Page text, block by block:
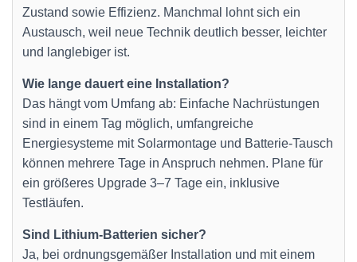
Zustand sowie Effizienz. Manchmal lohnt sich ein
Austausch, weil neue Technik deutlich besser, leichter
und langlebiger ist.
Wie lange dauert eine Installation?
Das hängt vom Umfang ab: Einfache Nachrüstungen
sind in einem Tag möglich, umfangreiche
Energiesysteme mit Solarmontage und Batterie-Tausch
können mehrere Tage in Anspruch nehmen. Plane für
ein größeres Upgrade 3–7 Tage ein, inklusive
Testläufen.
Sind Lithium-Batterien sicher?
Ja, bei ordnungsgemäßer Installation und mit einem